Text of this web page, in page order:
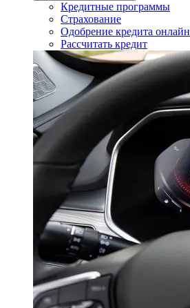
Кредитные программы
Страхование
Одобрение кредита онлайн
Рассчитать кредит